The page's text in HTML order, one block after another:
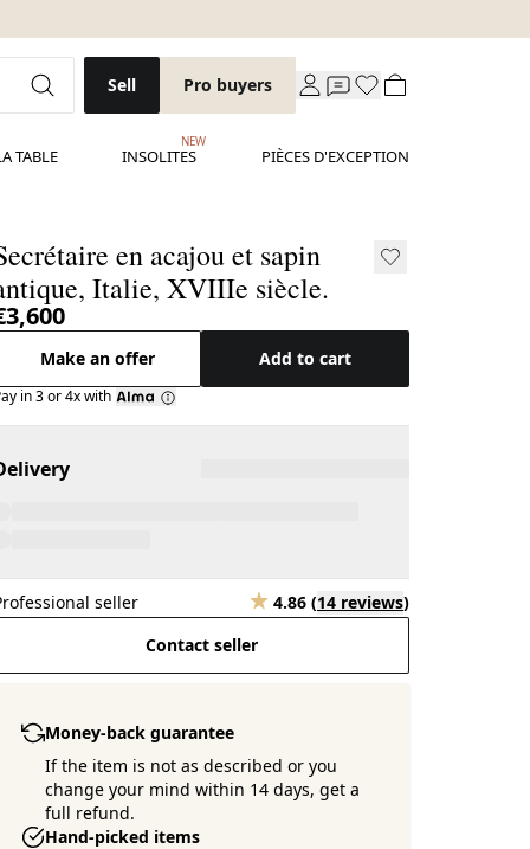
Sell Pro buyers
TABLE INSOLITES
NEW
PIÈCES D'EXCEPTION
en acajou et sapin
Italie, XVIIIe siècle.
Make an offer Add to cart
in 3 or 4x with
seller 4.86 (14 reviews)
Contact seller
Money-back guarantee
If the item is not as described or you
change your mind within 14 days, get a
full refund.
Hand-picked items